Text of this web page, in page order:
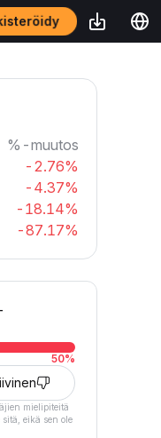
%-muutos
-2.76%
-4.37%
-18.14%
-87.17%
50%
mielipiteitä
eikä sen ole